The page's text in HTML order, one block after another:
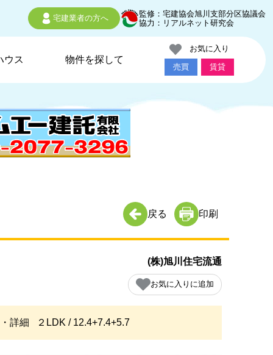
宅建業者の方へ
監修：宅建協会旭川支部分区協議会
協力：リアルネット研究会
ウス 物件を探して
お気に入り
売買
賃貸
戻る 印刷
(株)旭川住宅流通
お気に入りに追加
詳細 ２LDK / 12.4+7.4+5.7